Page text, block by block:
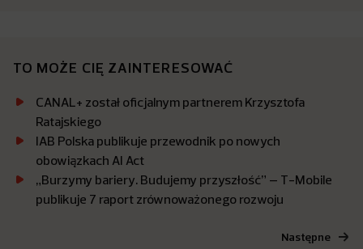
TO MOŻE CIĘ ZAINTERESOWAĆ
CANAL+ został oficjalnym partnerem Krzysztofa
Ratajskiego
IAB Polska publikuje przewodnik po nowych
obowiązkach AI Act
„Burzymy bariery. Budujemy przyszłość” – T-Mobile
publikuje 7 raport zrównoważonego rozwoju
Następne